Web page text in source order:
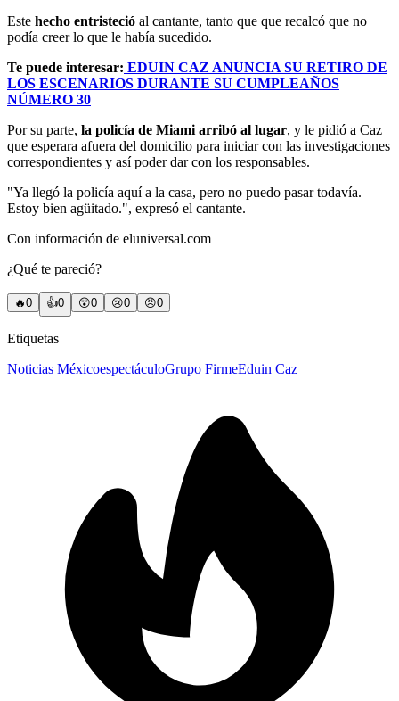
Este hecho entristeció al cantante, tanto que que recalcó que no
podía creer lo que le había sucedido.
Te puede interesar: EDUIN CAZ ANUNCIA SU RETIRO DE
LOS ESCENARIOS DURANTE SU CUMPLEAÑOS
NÚMERO 30
Por su parte, la policía de Miami arribó al lugar, y le pidió a Caz
que esperara afuera del domicilio para iniciar con las investigaciones
correspondientes y así poder dar con los responsables.
"Ya llegó la policía aquí a la casa, pero no puedo pasar todavía.
Estoy bien agüitado.", expresó el cantante.
Con información de eluniversal.com
¿Qué te pareció?
🔥0 👍0 😲0 😢0 😠0
Etiquetas
Noticias MéxicoespectáculoGrupo FirmeEduin Caz